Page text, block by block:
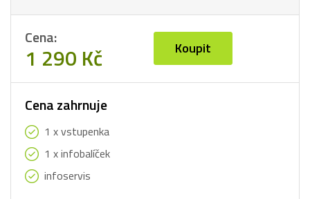
Cena:
1 290 Kč Koupit
Cena zahrnuje
1 x vstupenka
1 x infobalíček
infoservis